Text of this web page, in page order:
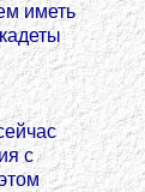
иметь
с